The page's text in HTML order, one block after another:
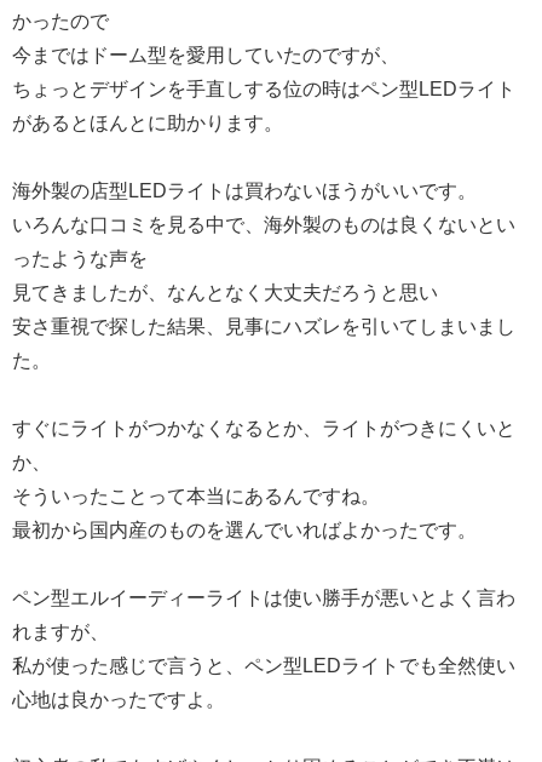
かったので
今まではドーム型を愛用していたのですが、
ちょっとデザインを手直しする位の時はペン型LEDライト
があるとほんとに助かります。
海外製の店型LEDライトは買わないほうがいいです。
いろんな口コミを見る中で、海外製のものは良くないとい
ったような声を
見てきましたが、なんとなく大丈夫だろうと思い
安さ重視で探した結果、見事にハズレを引いてしまいまし
た。
すぐにライトがつかなくなるとか、ライトがつきにくいと
か、
そういったことって本当にあるんですね。
最初から国内産のものを選んでいればよかったです。
ペン型エルイーディーライトは使い勝手が悪いとよく言わ
れますが、
私が使った感じで言うと、ペン型LEDライトでも全然使い
心地は良かったですよ。